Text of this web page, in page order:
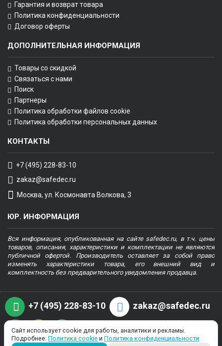
Гарантия и возврат товара
Политика конфиденциальности
Договор оферты
ДОПОЛНИТЕЛЬНАЯ ИНФОРМАЦИЯ
Товары со скидкой
Связаться с нами
Поиск
Партнеры
Политика обработки файлов cookie
Политика обработки персональных данных
КОНТАКТЫ
+7 (495) 228-83-10
zakaz@safedec.ru
Москва, ул. Космонавта Волкова, 3
ЮР. ИНФОРМАЦИЯ
Вся информация, опубликованная на сайте safedec.ru, в т.ч. цены
товаров, описания, характеристики и комплектации не являются
публичной офертой. Производитель оставляет за собой право
изменять характеристики товара, его внешний вид и
комплектность без предварительного уведомления продавца.
+7 (495) 228-83-10 zakaz@safedec.ru
Сайт использует cookie для работы, аналитики и рекламы.
Подробнее: Политика cookie и Политика конфиденциальности